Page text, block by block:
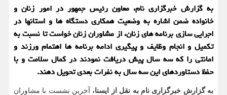
به گزارش خبرگزاری نام، معاون رئیس جمهور در امور زنان و
خانواده ضمن اشاره به وضعیت همکاری دستگاه ها و استانها در
اجرایی سازی برنامه های زنان، از مشاوران زنان خواست تا نسبت به
تکمیل و انجام وظایف و پیگیری ادامه برنامه ها اهتمام ورزند و
امانتی را که سه سال پیش دریافت نمودند در کمال سلامت و با
حفظ دستاوردهای این سه سال به نفرات بعدی تحویل دهند.
به گزارش خبرگزاری نام به نقل از ایسنا، آخرین نشست با مشاوران